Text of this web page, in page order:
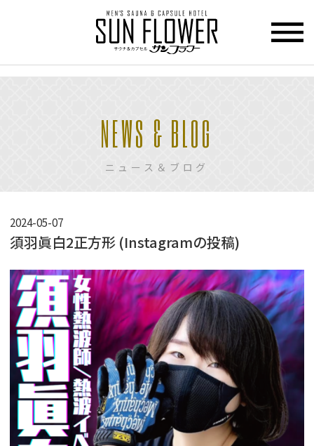
トップページ
カプセル ホテル
SAUNA サウナ
PRICE 料金
GUIDANCE ご利用案内
ACCESS アクセス
NEWS & BLOG
ニュース＆ブログ
2024-05-07
須羽眞白2正方形 (Instagramの投稿)